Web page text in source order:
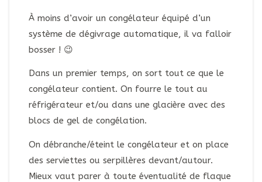
À moins d’avoir un congélateur équipé d’un
système de dégivrage automatique, il va falloir
bosser ! 😉
Dans un premier temps, on sort tout ce que le
congélateur contient. On fourre le tout au
réfrigérateur et/ou dans une glacière avec des
blocs de gel de congélation.
On débranche/éteint le congélateur et on place
des serviettes ou serpillères devant/autour.
Mieux vaut parer à toute éventualité de flaque